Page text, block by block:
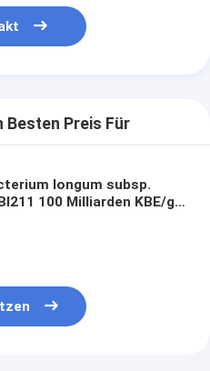
Besten Preis Für
longum subsp.
100 Milliarden KBE/g